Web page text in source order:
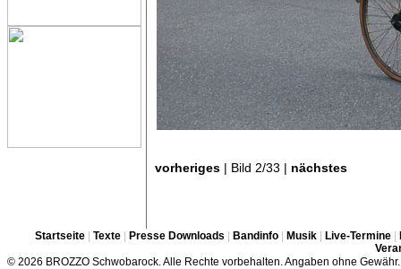
vorheriges | Bild 2/33 | nächstes
Startseite| Texte| Presse Downloads Bandinfo| Musik| Live-Termine|
© 2026 BROZZO Schwobarock. Alle Rechte vorbehalten. Angaben ohne Gewähr.